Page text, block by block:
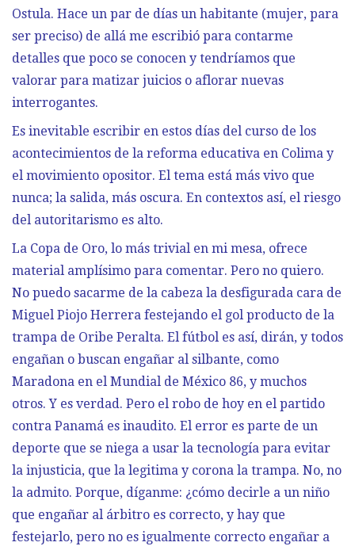
Ostula. Hace un par de días un habitante (mujer, para
ser preciso) de allá me escribió para contarme
detalles que poco se conocen y tendríamos que
valorar para matizar juicios o aflorar nuevas
interrogantes.
Es inevitable escribir en estos días del curso de los
acontecimientos de la reforma educativa en Colima y
el movimiento opositor. El tema está más vivo que
nunca; la salida, más oscura. En contextos así, el riesgo
del autoritarismo es alto.
La Copa de Oro, lo más trivial en mi mesa, ofrece
material amplísimo para comentar. Pero no quiero.
No puedo sacarme de la cabeza la desfigurada cara de
Miguel Piojo Herrera festejando el gol producto de la
trampa de Oribe Peralta. El fútbol es así, dirán, y todos
engañan o buscan engañar al silbante, como
Maradona en el Mundial de México 86, y muchos
otros. Y es verdad. Pero el robo de hoy en el partido
contra Panamá es inaudito. El error es parte de un
deporte que se niega a usar la tecnología para evitar
la injusticia, que la legitima y corona la trampa. No, no
la admito. Porque, díganme: ¿cómo decirle a un niño
que engañar al árbitro es correcto, y hay que
festejarlo, pero no es igualmente correcto engañar a